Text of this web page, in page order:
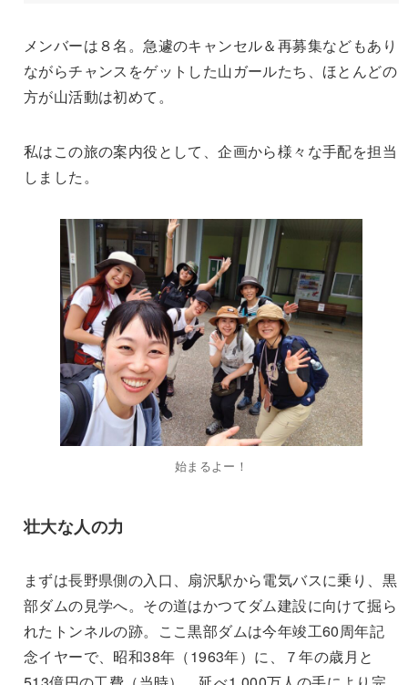
メンバーは８名。急遽のキャンセル＆再募集などもあり
ながらチャンスをゲットした山ガールたち、ほとんどの
方が山活動は初めて。
私はこの旅の案内役として、企画から様々な手配を担当
しました。
始まるよー！
壮大な人の力
まずは長野県側の入口、扇沢駅から電気バスに乗り、黒
部ダムの見学へ。その道はかつてダム建設に向けて掘ら
れたトンネルの跡。ここ黒部ダムは今年竣工60周年記
念イヤーで、昭和38年（1963年）に、７年の歳月と